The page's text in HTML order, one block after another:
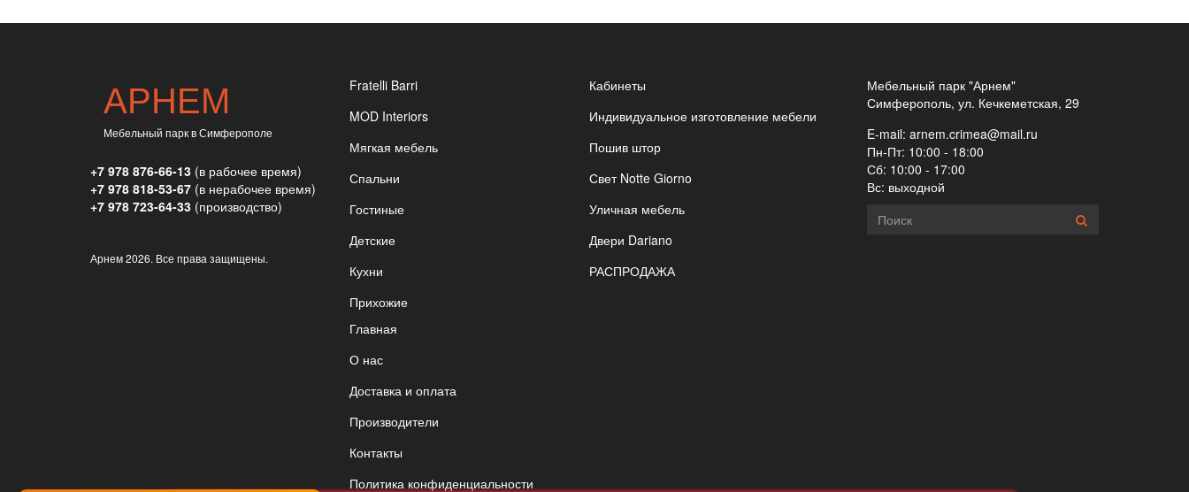
АРНЕМ
Мебельный парк в Симферополе
+7 978 876-66-13 (в рабочее время)
+7 978 818-53-67 (в нерабочее время)
+7 978 723-64-33 (производство)
Арнем2026. Все права защищены.
Fratelli Barri
MOD Interiors
Мягкая мебель
Спальни
Гостиные
Детские
Кухни
Прихожие
Кабинеты
Индивидуальное изготовление мебели
Пошив штор
Свет Notte Giorno
Уличная мебель
Двери Dariano
РАСПРОДАЖА
Главная
О нас
Доставка и оплата
Производители
Контакты
Политика конфиденциальности
Мебельный парк "Арнем"
Симферополь, ул. Кечкеметская, 29
E-mail: arnem.crimea@mail.ru
Пн-Пт: 10:00 - 18:00
Сб: 10:00 - 17:00
Вс: выходной